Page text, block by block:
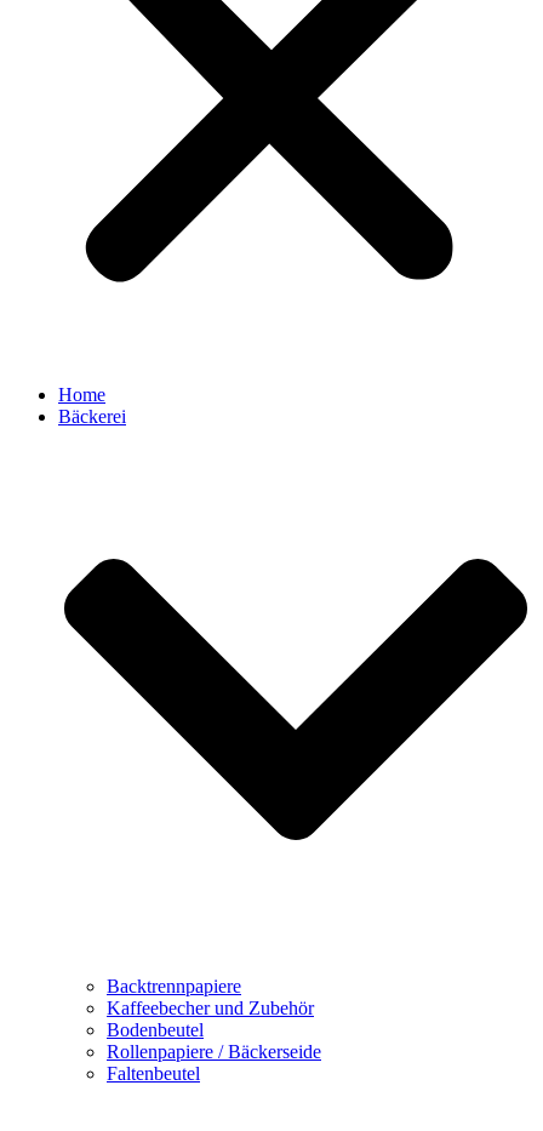
Home
Bäckerei
Backtrennpapiere
Kaffeebecher und Zubehör
Bodenbeutel
Rollenpapiere / Bäckerseide
Faltenbeutel